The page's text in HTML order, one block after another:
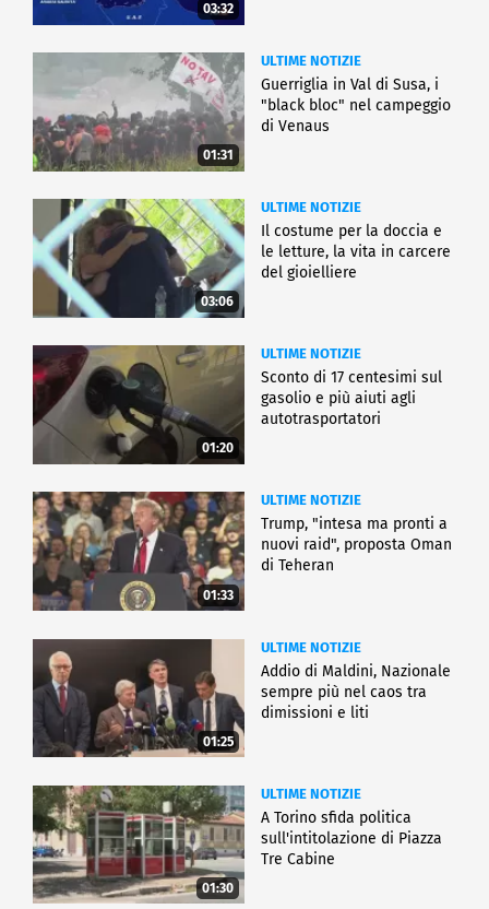
03:32
01:31
ULTIME NOTIZIE
Guerriglia in Val di Susa, i
"black bloc" nel campeggio
di Venaus
03:06
ULTIME NOTIZIE
Il costume per la doccia e
le letture, la vita in carcere
del gioielliere
01:20
ULTIME NOTIZIE
Sconto di 17 centesimi sul
gasolio e più aiuti agli
autotrasportatori
01:33
ULTIME NOTIZIE
Trump, "intesa ma pronti a
nuovi raid", proposta Oman
di Teheran
01:25
ULTIME NOTIZIE
Addio di Maldini, Nazionale
sempre più nel caos tra
dimissioni e liti
01:30
ULTIME NOTIZIE
A Torino sfida politica
sull'intitolazione di Piazza
Tre Cabine